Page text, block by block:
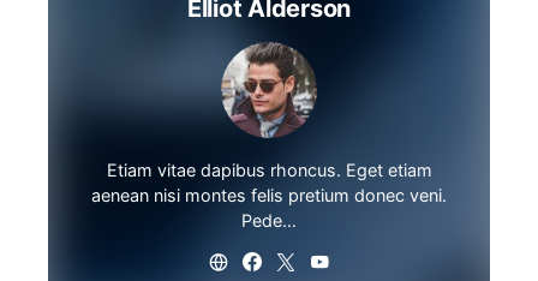
Elliot Alderson
Etiam vitae dapibus rhoncus. Eget etiam
aenean nisi montes felis pretium donec veni.
Pede…